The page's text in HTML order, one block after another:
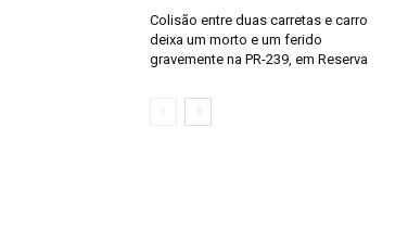
Colisão entre duas carretas e carro
deixa um morto e um ferido
gravemente na PR-239, em Reserva